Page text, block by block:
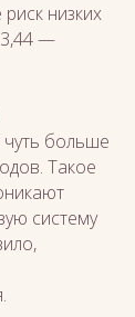
низких
3,44 —
чуть больше
Такое
систему